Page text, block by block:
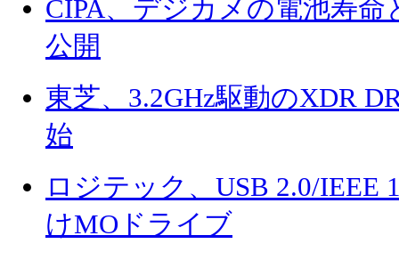
CIPA、デジカメの電池寿
公開
東芝、3.2GHz駆動のXDR
始
ロジテック、USB 2.0/IEEE
けMOドライブ